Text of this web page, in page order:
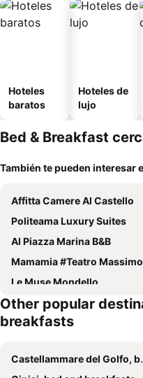
Hoteles
baratos
Hoteles de
lujo
Bed & Breakfast
También te pueden interesar
Affitta Camere Al Castello
Politeama Luxury Suites
Al Piazza Marina B&B
Mamamia #Teatro Massimo
Le Muse Mondello
Ad Hoc Rooms
Dimora Bellini
Agata
Other popular
breakfasts
Castellammare del Golfo, bed and breakfasts